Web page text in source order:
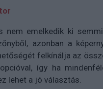
nem emelkedik ki
azonban a
felkínálja az
így ha
lehet a jó választás.